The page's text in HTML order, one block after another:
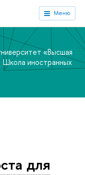
Меню
«Высшая
Школа иностранных
для